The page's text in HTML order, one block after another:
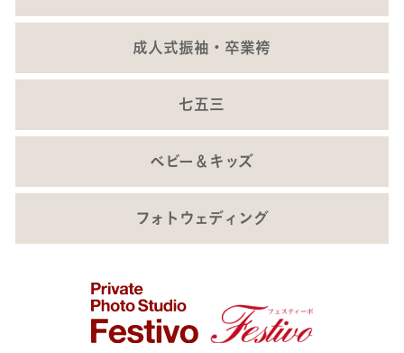
成人式振袖・卒業袴
七五三
ベビー＆キッズ
フォトウェディング